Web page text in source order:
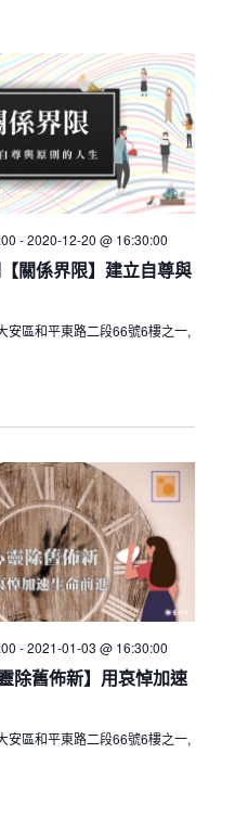
關係界限】建立自尊與
-2020-12-20 @ 16:30:00
安區和平東路二段66號6樓之一,
除舊佈新】用哀悼加速
-2021-01-03 @ 16:30:00
安區和平東路二段66號6樓之一,